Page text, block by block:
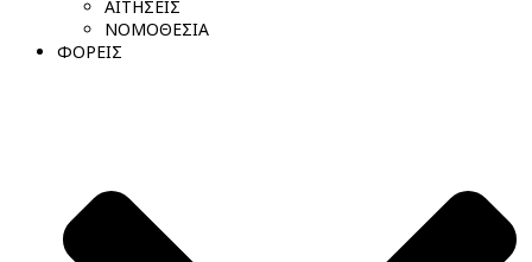
ΑΙΤΗΣΕΙΣ
ΝΟΜΟΘΕΣΙΑ
ΦΟΡΕΙΣ